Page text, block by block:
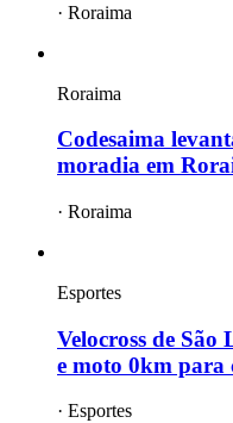
· Roraima
Roraima
Codesaima
moradia em
· Roraima
Esportes
Velocross de
e moto 0km para
· Esportes